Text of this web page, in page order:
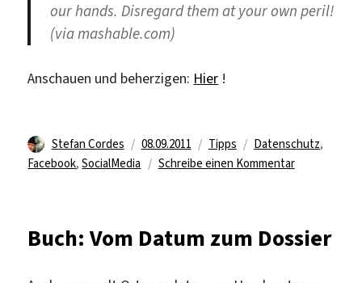
our hands. Disregard them at your own peril!
(via mashable.com)
Anschauen und beherzigen: Hier !
Autor
Stefan Cordes
Veröffentlicht
am
08.09.2011 Kategorien
Tipps Schlagwörter
Datenschutz,
Facebook,SocialMedia Schreibe einen Kommentarzu
Buch: Vom Datum zum Dossier